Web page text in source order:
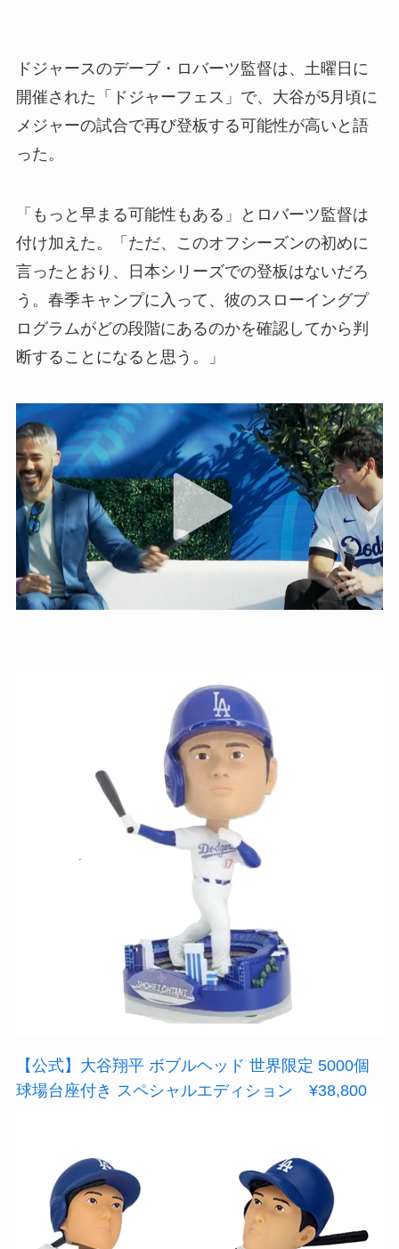
ドジャースのデーブ・ロバーツ監督は、土曜日に
開催された「ドジャーフェス」で、大谷が5月頃に
メジャーの試合で再び登板する可能性が高いと語
った。
「もっと早まる可能性もある」とロバーツ監督は
付け加えた。「ただ、このオフシーズンの初めに
言ったとおり、日本シリーズでの登板はないだろ
う。春季キャンプに入って、彼のスローイングプ
ログラムがどの段階にあるのかを確認してから判
断することになると思う。」
【公式】大谷翔平 ボブルヘッド 世界限定 5000個
球場台座付き スペシャルエディション ¥38,800